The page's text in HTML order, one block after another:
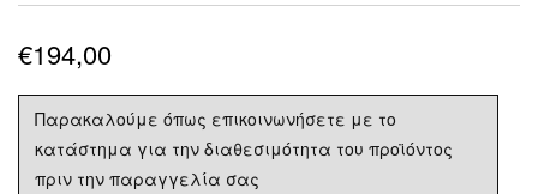
€194,00
Παρακαλούμε όπως επικοινωνήσετε με το
κατάστημα για την διαθεσιμότητα του προϊόντος
πριν την παραγγελία σας